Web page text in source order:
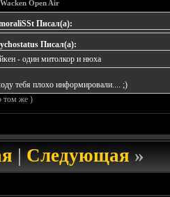
Open Air
Писал(а):
Писал(а):
- один митолкор и нюха
тебя плохо информировали.... ;)
том же )
|Следующая»